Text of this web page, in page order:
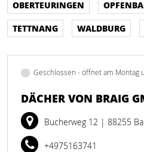
OBERTEURINGEN
TETTNANG
WALDBURG
Geschlossen - öffnet am Montag
DÄCHER VON BRAIG
Bucherweg 12 | 88255
+4975163741